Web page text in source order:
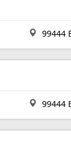
99444
99444